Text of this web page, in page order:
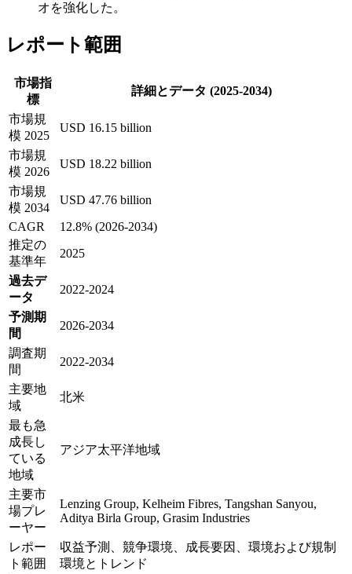
オを強化した。
レポート範囲
市場指
標
詳細とデータ (2025-2034)
市場規
模 2025
USD 16.15 billion
市場規
模 2026
USD 18.22 billion
市場規
模 2034
USD 47.76 billion
CAGR
12.8% (2026-2034)
推定の
基準年
2025
過去デ
ータ
2022-2024
予測期
間
2026-2034
調査期
間
2022-2034
主要地
域
北米
最も急
成長し
ている
地域
アジア太平洋地域
主要市
場プレ
ーヤー
Lenzing Group, Kelheim Fibres, Tangshan Sanyou,
Aditya Birla Group, Grasim Industries
レポー
ト範囲
収益予測、競争環境、成長要因、環境および規制
環境とトレンド